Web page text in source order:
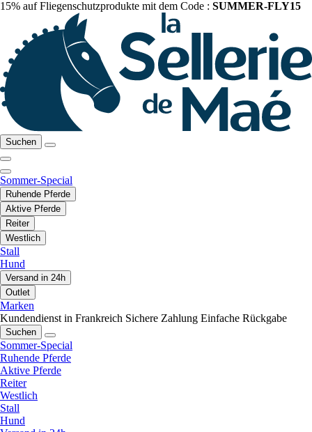
15% auf Fliegenschutzprodukte mit dem Code : SUMMER-FLY15
Suchen
Sommer-Special
Ruhende Pferde
Aktive Pferde
Reiter
Westlich
Stall
Hund
Versand in 24h
Outlet
Marken
Kundendienst in Frankreich Sichere Zahlung Einfache Rückgabe
Suchen
Sommer-Special
Ruhende Pferde
Aktive Pferde
Reiter
Westlich
Stall
Hund